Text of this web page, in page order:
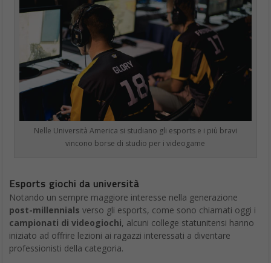
Nelle Università America si studiano gli esports e i più bravi
vincono borse di studio per i videogame
Esports giochi da università
Notando un sempre maggiore interesse nella generazione
post-millennials verso gli esports, come sono chiamati oggi i
campionati di videogiochi, alcuni college statunitensi hanno
iniziato ad offrire lezioni ai ragazzi interessati a diventare
professionisti della categoria.